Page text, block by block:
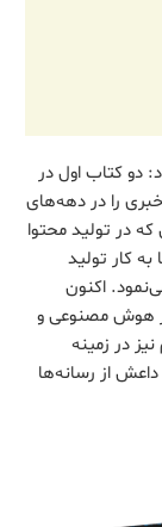
دو کتاب اول در
را در دهه‌های
در تولید محتوا
کار تولید
اکنون
هوش مصنوعی و
در زمینه
از رسانه‌ها